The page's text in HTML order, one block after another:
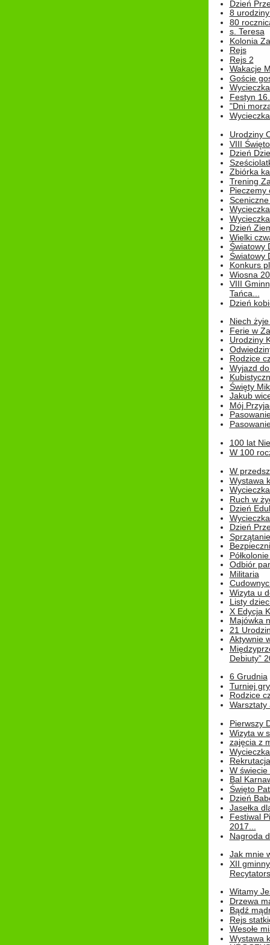
Dzień
8
80
s. Teresa
Kolonia
Rejs
Rejs 2
Wakacje
Goście
Festyn
"Dni
Urodziny
VIII
Dzień
Zbiórka
Trening
Pieczemy
Dzień
Wielki
Światowy
Światowy
Konkurs
Wiosna
VIII
Tańca...
Dzień
Niech
Ferie w
Urodziny
Rodzice
Wyjazd
Święty
Jakub
Mój
100 lat
W 100
W
Wystawa
Ruch w
Dzień
Dzień
Odbiór
Militaria
Wizyta u
Listy
X Edycja
Majówka
21
Aktywnie
Debiuty”
6 Grudnia
Turniej
Rodzice
Warsztaty
Pierwszy
Wizyta w
zajęcia z
W świecie
Bal
Święto
Dzień
Jasełka
Festiwal
2017...
Nagroda
Jak mnie
XII
Witamy
Drzewa
Bądź
Rejs
Wesołe
Wystawa